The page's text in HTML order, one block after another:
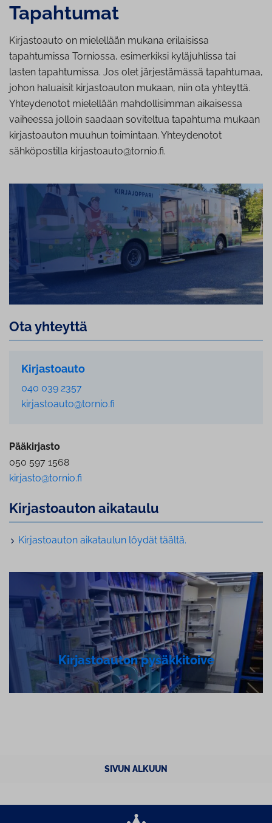
Tapahtumat
Kirjastoauto on mielellään mukana erilaisissa
tapahtumissa Torniossa, esimerkiksi kyläjuhlissa tai
lasten tapahtumissa. Jos olet järjestämässä tapahtumaa,
johon haluaisit kirjastoauton mukaan, niin ota yhteyttä.
Yhteydenotot mielellään mahdollisimman aikaisessa
vaiheessa jolloin saadaan soviteltua tapahtuma mukaan
kirjastoauton muuhun toimintaan. Yhteydenotot
sähköpostilla kirjastoauto@tornio.fi.
Ota yhteyttä
Kirjastoauto
040 039 2357
kirjastoauto@tornio.fi
Pääkirjasto
050 597 1568
kirjasto@tornio.fi
Kir­jas­toau­ton aikataulu
Kir­jas­toau­ton aikataulun löydät täältä.
Kir­jas­toau­ton py­säk­ki­toi­ve
SIVUN ALKUUN